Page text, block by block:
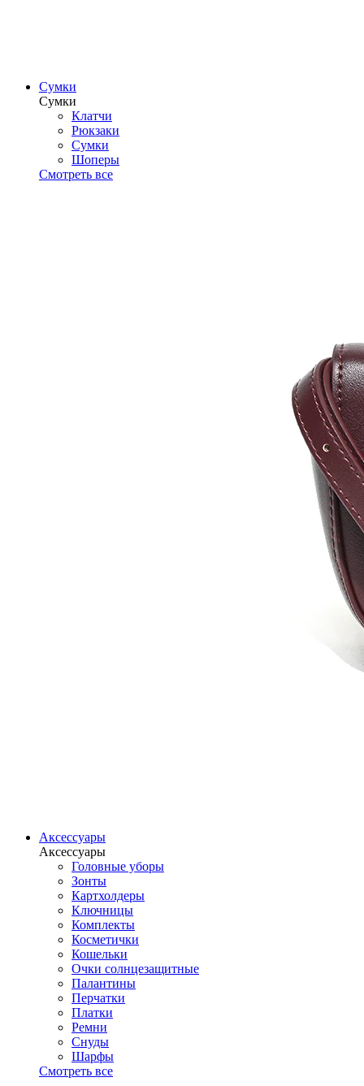
Сумки
Сумки
Клатчи
Рюкзаки
Сумки
Шоперы
Смотреть все
Аксессуары
Аксессуары
Головные уборы
Зонты
Картхолдеры
Ключницы
Комплекты
Косметички
Кошельки
Очки солнцезащитные
Палантины
Перчатки
Платки
Ремни
Снуды
Шарфы
Смотреть все